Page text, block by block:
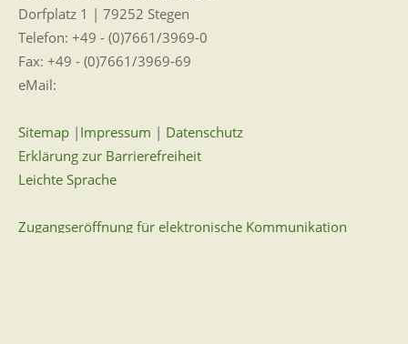
Dorfplatz 1 | 79252 Stegen
Telefon: +49 - (0)7661/3969-0
Fax: +49 - (0)7661/3969-69
eMail:
Sitemap | Impressum | Datenschutz
Erklärung zur Barrierefreiheit
Leichte Sprache
Zugangseröffnung für elektronische Kommunikation